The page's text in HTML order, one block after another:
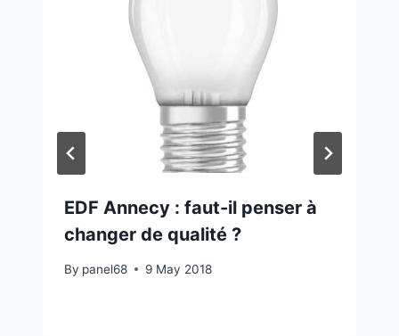
EDF Annecy : faut-il penser à
changer de qualité ?
By panel68 9 May 2018